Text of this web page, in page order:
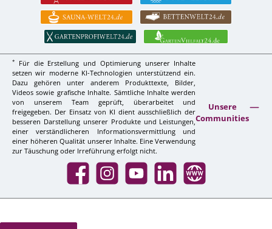
*
Für die Erstellung und Optimierung unserer Inhalte
setzen wir moderne KI-Technologien unterstützend ein.
Dazu gehören unter anderem Produkttexte, Bilder,
Videos sowie grafische Inhalte. Sämtliche Inhalte werden
von unserem Team geprüft, überarbeitet und
freigegeben. Der Einsatz von KI dient ausschließlich der
besseren Darstellung unserer Produkte und Leistungen,
einer verständlicheren Informationsvermittlung und
einer höheren Qualität unserer Inhalte. Eine Verwendung
zur Täuschung oder Irreführung erfolgt nicht.
Unsere
Communities
Facebook InstagramYouTube LinkedIn Website